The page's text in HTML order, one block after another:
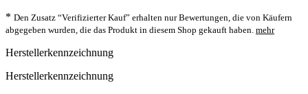
* Den Zusatz “Verifizierter Kauf” erhalten nur Bewertungen, die von Käufern
abgegeben wurden, die das Produkt in diesem Shop gekauft haben. mehr
Herstellerkennzeichnung
Herstellerkennzeichnung